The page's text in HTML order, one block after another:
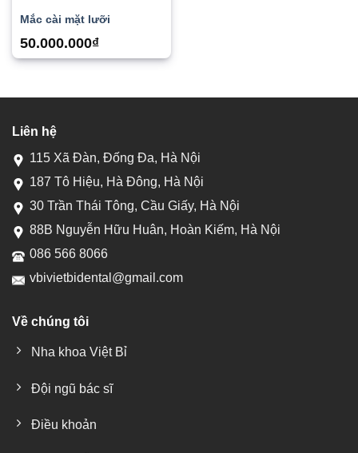
Mắc cài mặt lưỡi
50.000.000₫
Liên hệ
115 Xã Đàn, Đống Đa, Hà Nội
187 Tô Hiệu, Hà Đông, Hà Nội
30 Trần Thái Tông, Cầu Giấy, Hà Nội
88B Nguyễn Hữu Huân, Hoàn Kiếm, Hà Nội
086 566 8066
vbivietbidental@gmail.com
Về chúng tôi
Nha khoa Việt Bỉ
Đội ngũ bác sĩ
Điều khoản